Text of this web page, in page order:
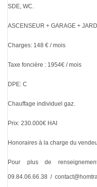
SDE, WC.
ASCENSEUR + GARAGE +
Charges: 148 € / mois
Taxe foncière : 1954€ / mois
DPE: C
Chauffage individuel gaz.
Prix: 230.000€ HAI
Honoraires à la charge du
Pour plus de
09.84.06.66.38 /